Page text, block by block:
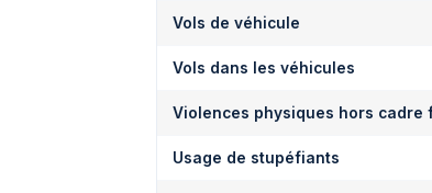
Vols de véhicule
Vols dans les véhicules
Violences physiques hors cadre
Usage de stupéfiants